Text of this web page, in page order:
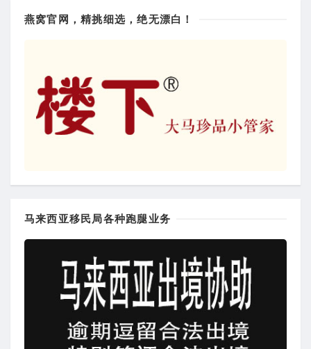
燕窝官网，精挑细选，绝无漂白！
马来西亚移民局各种跑腿业务